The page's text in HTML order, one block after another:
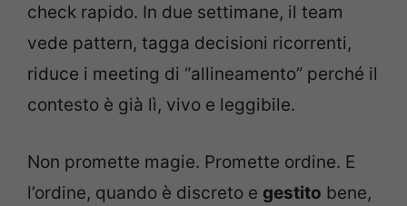
check rapido. In due settimane, il team
vede pattern, tagga decisioni ricorrenti,
riduce i meeting di “allineamento” perché il
contesto è già lì, vivo e leggibile.
Non promette magie. Promette ordine. E
l’ordine, quando è discreto e gestito bene,